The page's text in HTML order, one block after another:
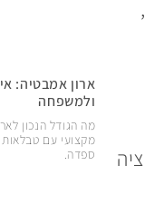
ארון אמבטיה:
ולמשפחה
מה הגודל הנכון
מקצועי עם טבלאות
ספדה.